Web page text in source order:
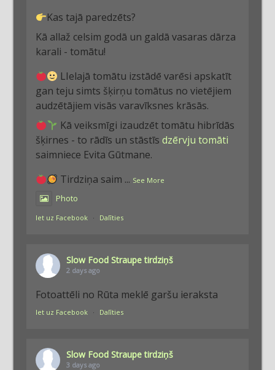
Kas tajā paredzēts?
Kā allaž celsim godā un galdā vasaras dārza
karali - tomātu!
LIelajā tomātu izstādē varēsi apskatīt
gan teju simts šķirņu tomātus no vietējiem
audzētājiem visās varavīksnes krāsās.
Kā veiksmīgi izaudzēt tomātu hibrīdās
šķirnes - to rādīs un stāstīs dzērvju tomāti
saimniece Evita Gūtmane.
Tirdziņa saim ... See More
Photo
Iet uz Facebook · Dalīties
Slow Food Straupe tirdziņš
2 days ago
Fotoattēli no Rūta meklē garšu ieraksta
Iet uz Facebook · Dalīties
Slow Food Straupe tirdziņš
3 days ago